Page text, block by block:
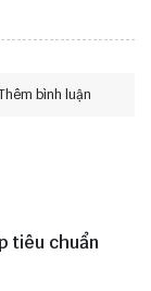
bình luận
tiêu chuẩn